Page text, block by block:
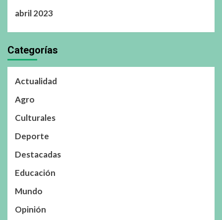
abril 2023
Categorías
Actualidad
Agro
Culturales
Deporte
Destacadas
Educación
Mundo
Opinión